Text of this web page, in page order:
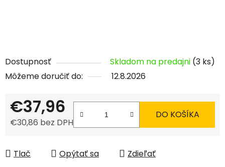
Dostupnosť Skladom na predajni (3 ks)
Môžeme doručiť do:
12.8.2026
€37,96
€30,86 bez DPH
DO KOŠÍKA
Tlač Opýtať sa Zdieľať